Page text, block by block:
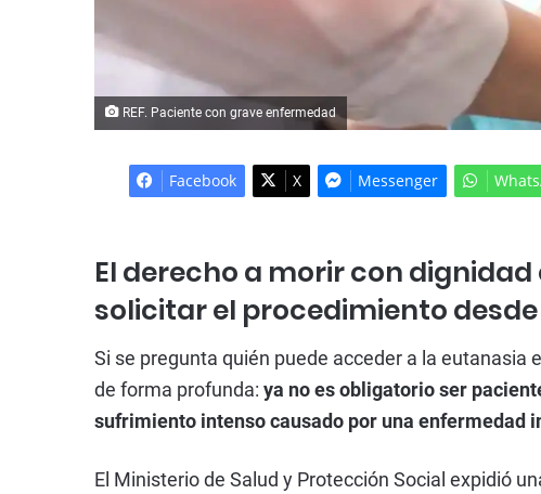
REF. Paciente con grave enfermedad
Facebook X Messenger
El derecho a morir con
solicitar el procedimiento
Si se pregunta quién puede acceder a la eutanasia
de forma profunda: ya no es obligatorio ser
sufrimiento intenso causado por una enfermedad
El Ministerio de Salud y Protección Social expidió